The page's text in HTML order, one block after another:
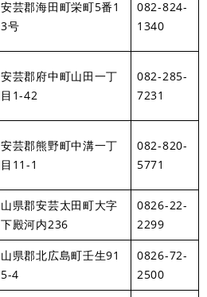
安芸郡海田町栄町5番1
3号
082-824-
1340
安芸郡府中町山田一丁
目1-42
082-285-
7231
安芸郡熊野町中溝一丁
目11-1
082-820-
5771
山県郡安芸太田町大字
下殿河内236
0826-22-
2299
山県郡北広島町壬生91
5-4
0826-72-
2500